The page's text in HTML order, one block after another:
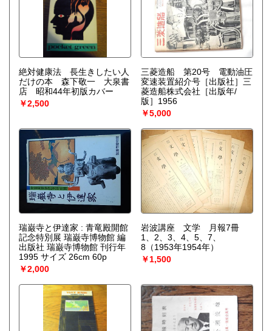
て、統一的な観点からの説明を試みる。
絶対健康法 長生きしたい人
だけの本 森下敬一 大泉書
店 昭和44年初版カバー
￥2,500
三菱造船 第20号 電動油圧
変速装置紹介号［出版社］三
菱造船株式会社［出版年/
版］1956
￥5,000
瑞巌寺と伊達家 : 青竜殿開館
記念特別展 瑞巌寺博物館 編
出版社 瑞巌寺博物館 刊行年
1995 サイズ 26cm 60p
￥2,000
岩波講座 文学 月報7冊
1、2、3、4、5、7、
8（1953年1954年）
￥1,500